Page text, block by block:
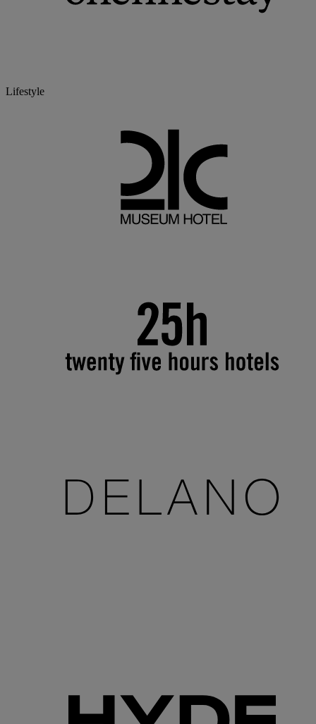
Lifestyle